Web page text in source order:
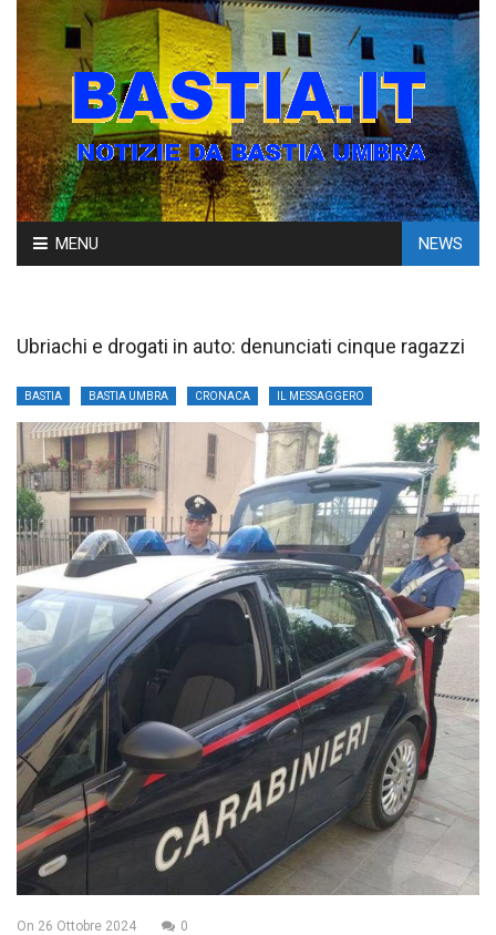
Skip
to
MENU NEWS
Ubriachi e drogati in auto: denunciati cinque ragazzi
BASTIA BASTIA UMBRA CRONACA IL MESSAGGERO
On 26 Ottobre 2024 0